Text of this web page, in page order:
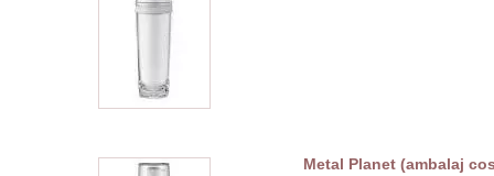
Metal Planet (ambalaj